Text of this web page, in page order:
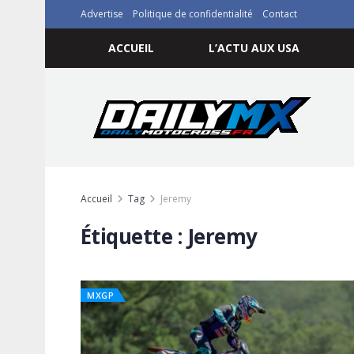
Advertise Politique de confidentialité Contact
ACCUEIL L’ACTU AUX USA
Accueil Tag Jeremy
Étiquette : Jeremy
MXGP